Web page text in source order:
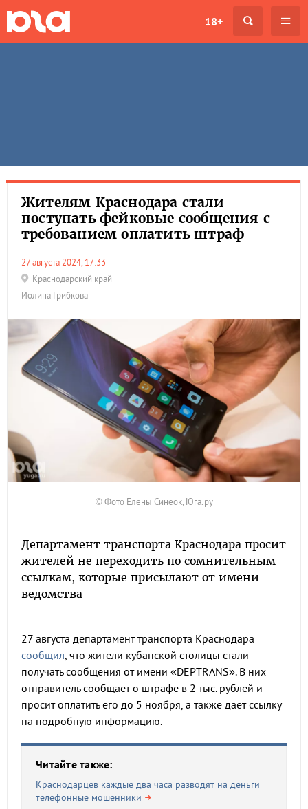
18+
Жителям Краснодара стали
поступать фейковые сообщения с
требованием оплатить штраф
27 августа 2024, 17:33
Краснодарский край
Иолина Грибкова
© Фото Елены Синеок, Юга.ру
Департамент транспорта Краснодара просит
жителей не переходить по сомнительным
ссылкам, которые присылают от имени
ведомства
27 августа департамент транспорта Краснодара
сообщил, что жители кубанской столицы стали
получать сообщения от имени «DEPTRANS». В них
отправитель сообщает о штрафе в 2 тыс. рублей и
просит оплатить его до 5 ноября, а также дает ссылку
на подробную информацию.
Читайте также:
Краснодарцев каждые два часа разводят на деньги
телефонные мошенники